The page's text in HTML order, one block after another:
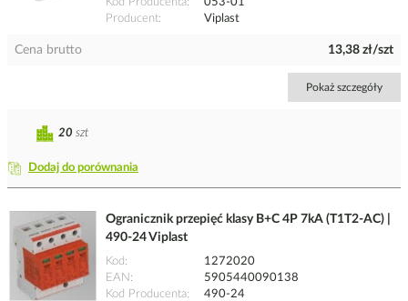
Kod Producenta
053-01
Producent
Viplast
Cena brutto 13,38 zł/szt
Pokaż szczegóły
Dodaj do porównania
20 szt
Ogranicznik przepięć klasy B+C 4P 7kA (T1T2-AC) |
490-24 Viplast
Kod
1272020
EAN
5905440090138
Kod Producenta
490-24